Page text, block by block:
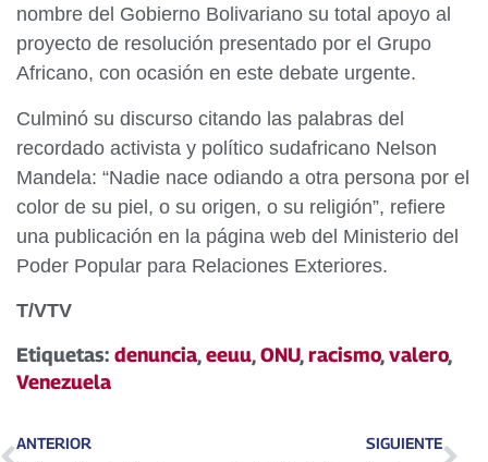
nombre del Gobierno Bolivariano su total apoyo al
proyecto de resolución presentado por el Grupo
Africano, con ocasión en este debate urgente.
Culminó su discurso citando las palabras del
recordado activista y político sudafricano Nelson
Mandela: “Nadie nace odiando a otra persona por el
color de su piel, o su origen, o su religión”, refiere
una publicación en la página web del Ministerio del
Poder Popular para Relaciones Exteriores.
T/VTV
Etiquetas: denuncia,eeuu,ONU,racismo,valero,
Venezuela
ANTERIOR SIGUIENTE